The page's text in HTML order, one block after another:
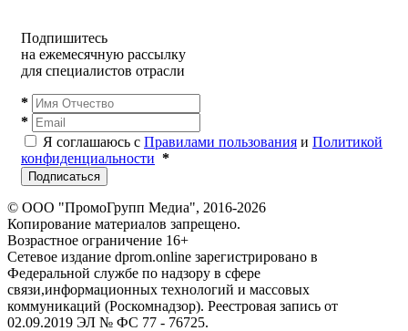
Подпишитесь
на ежемесячную рассылку
для специалистов отрасли
*
*
Я соглашаюсь с Правилами пользования и Политикой
конфиденциальности *
Подписаться
© ООО "ПромоГрупп Медиа", 2016-2026
Копирование материалов запрещено.
Возрастное ограничение 16+
Сетевое издание dprom.online зарегистрировано в
Федеральной службе по надзору в сфере
связи,информационных технологий и массовых
коммуникаций (Роскомнадзор). Реестровая запись от
02.09.2019 ЭЛ № ФС 77 - 76725.